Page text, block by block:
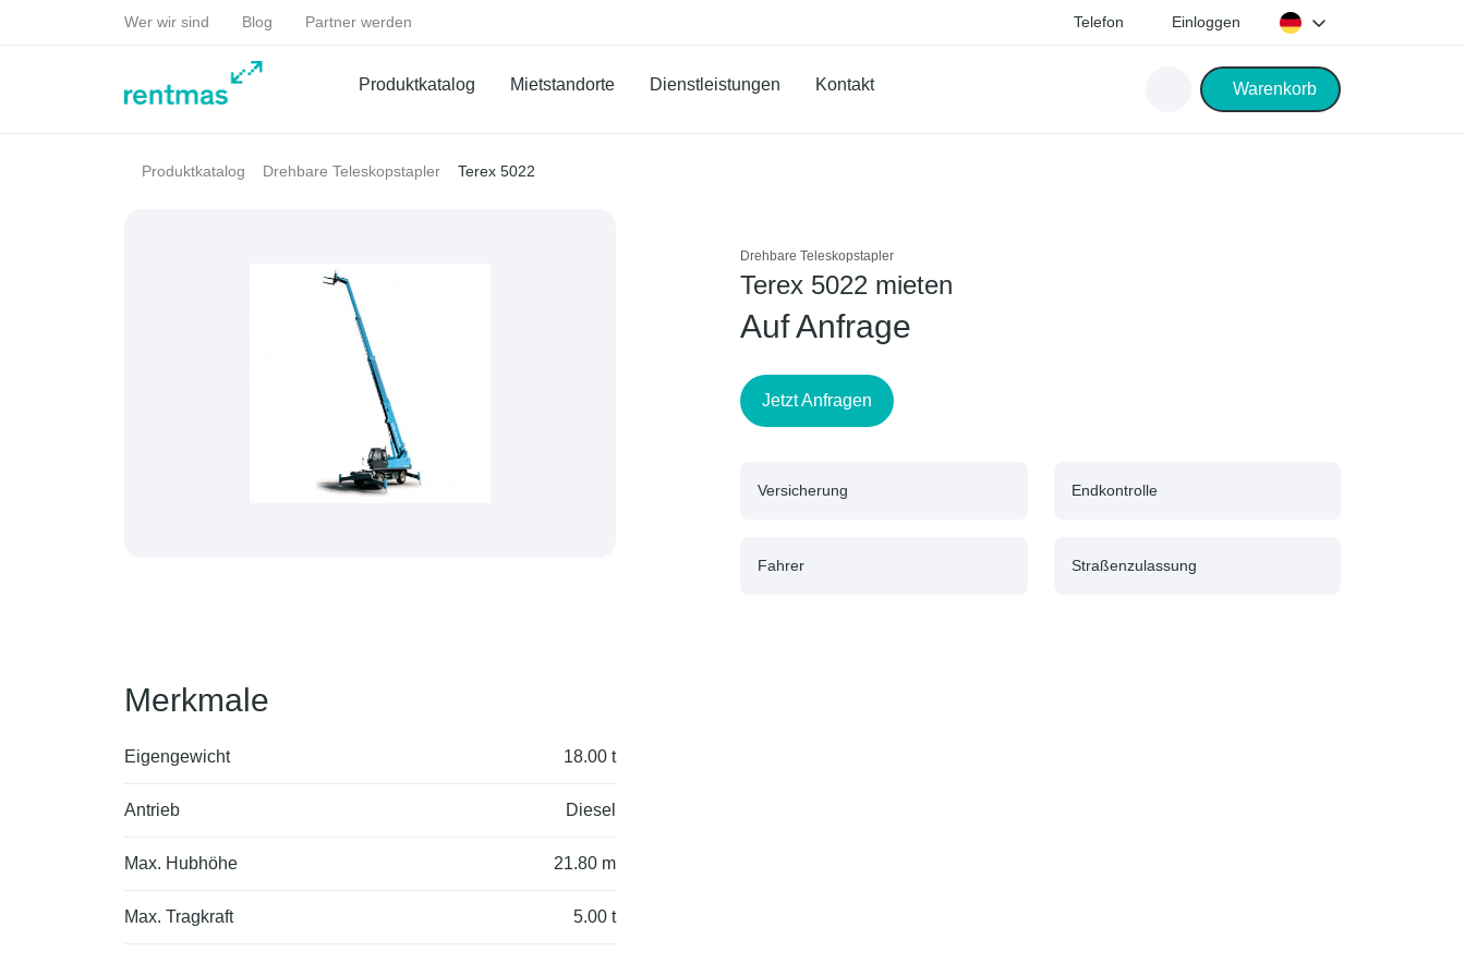
Wer wir sind Blog Partner werden Telefon Einloggen
Produktkatalog Mietstandorte Dienstleistungen Kontakt Warenkorb
Produktkatalog Drehbare Teleskopstapler Terex 5022
Drehbare Teleskopstapler
Terex 5022 mieten
Auf Anfrage
Jetzt Anfragen
Versicherung Endkontrolle
Fahrer Straßenzulassung
Merkmale
Eigengewicht 18.00 t
Antrieb Diesel
Max. Hubhöhe 21.80 m
Max. Tragkraft 5.00 t